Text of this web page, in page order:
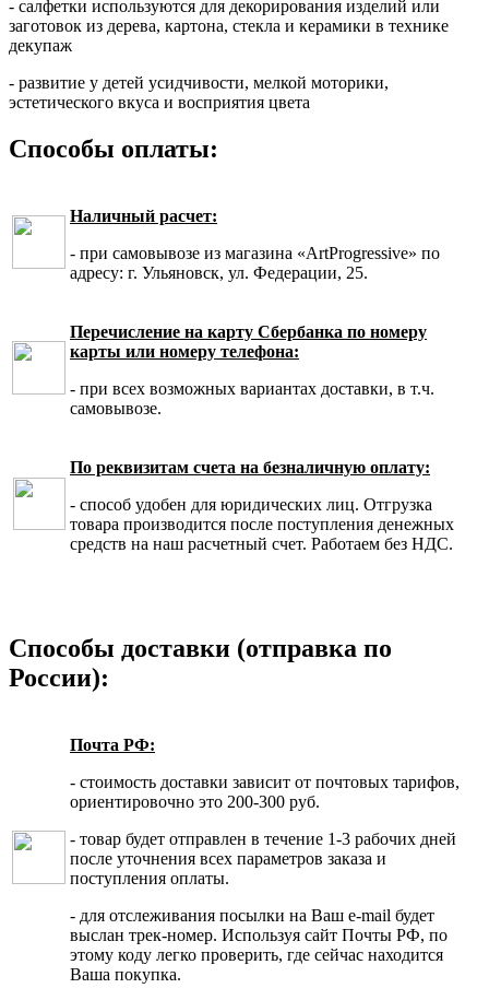
- салфетки используются для декорирования изделий или
заготовок из дерева, картона, стекла и керамики в технике
декупаж
- развитие у детей усидчивости, мелкой моторики,
эстетического вкуса и восприятия цвета
Способы оплаты:
Наличный расчет:
- при самовывозе из магазина «ArtProgressive» по
адресу: г. Ульяновск, ул. Федерации, 25.
Перечисление на карту Сбербанка по номеру
карты или номеру телефона:
- при всех возможных вариантах доставки, в т.ч.
самовывозе.
По реквизитам счета на безналичную оплату:
- способ удобен для юридических лиц. Отгрузка
товара производится после поступления денежных
средств на наш расчетный счет. Работаем без НДС.
Способы доставки (отправка по
России):
Почта РФ:
- стоимость доставки зависит от почтовых тарифов,
ориентировочно это 200-300 руб.
- товар будет отправлен в течение 1-3 рабочих дней
после уточнения всех параметров заказа и
поступления оплаты.
- для отслеживания посылки на Ваш e-mail будет
выслан трек-номер. Используя сайт Почты РФ, по
этому коду легко проверить, где сейчас находится
Ваша покупка.